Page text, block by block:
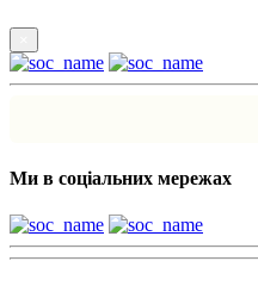
Ми в соціальних мережах